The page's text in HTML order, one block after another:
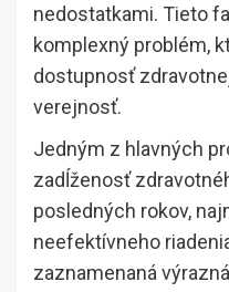
nedostatkami. Tieto
komplexný problém,
dostupnosť
verejnosť.
Jedným z hlavných
zadĺženosť
posledných rokov,
neefektívneho
zaznamenaná